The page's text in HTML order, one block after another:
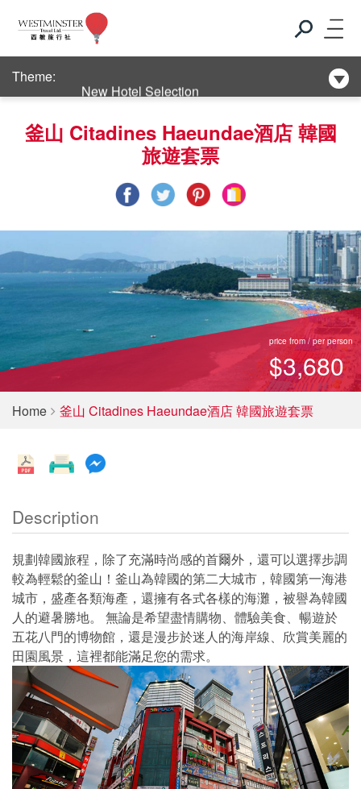
Theme:
Club Med
New Hotel Selection
釜山 Citadines Haeundae酒店 韓國
旅遊套票
price from / per person
$3,680
Home 釜山 Citadines Haeundae酒店 韓國旅遊套票
Description
規劃韓國旅程，除了充滿時尚感的首爾外，還可以選擇步調
較為輕鬆的釜山！釜山為韓國的第二大城市，韓國第一海港
城市，盛產各類海產，還擁有各式各樣的海灘，被譽為韓國
人的避暑勝地。 無論是希望盡情購物、體驗美食、暢遊於
五花八門的博物館，還是漫步於迷人的海岸線、欣賞美麗的
田園風景，這裡都能滿足您的需求。